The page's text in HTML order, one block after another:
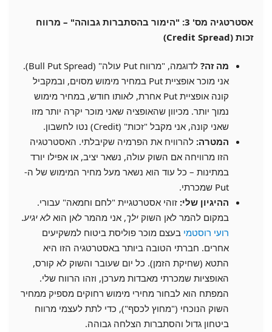
אסטרטגיה מס' 3: "הימור בהסתברות גבוהה" – מרווח
זכות (Credit Spread)
מה זה?
לדוגמה, "מרווח Put עולה" (Bull Put Spread).
אני מוכר אופציית Put במחיר מימוש מסוים, ובמקביל
קונה אופציית Put אחרת, לאותו חודש, במחיר מימוש
נמוך יותר. מכיוון שהאופציה שאני מוכר יקרה יותר מזו
שאני קונה, אני מקבל "זכות" (Credit) נטו לחשבון.
המטרה: להרוויח את הפרמיה שקיבלתי. האסטרטגיה
הזו מרוויחה אם השוק עולה, נשאר יציב, או אפילו יורד
במתינות – כל עוד הוא נשאר מעל מחיר המימוש של ה-
Put שמכרתי.
ההיגיון שלי: זוהי אסטרטגיית "לחם וחמאה" עבורי.
במקום להמר לאן השוק ילך, אני מהמר לאן הוא לא יגיע.
רועי רוסטמי בעצם מוכר פוליסת ביטוח למשקיעים
אחרים. חברתי הטובה ביותר באסטרטגיה הזו היא
התטא (שחיקת הזמן). כל יום שעובר והשוק לא קורס,
האופציות שמכרתי מאבדות מערכן, וזהו הרווח שלי.
המפתח הוא לבחור מחירי מימוש רחוקים מספיק ממחיר
השוק הנוכחי ("מחוץ לכסף"), כדי לתת לעצמי מרווח
ביטחון גדול והסתברות הצלחה גבוהה.